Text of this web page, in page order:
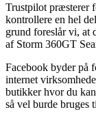
Trustpilot præsterer
kontrollere en hel
grund foreslår vi, at
af Storm 360GT
Facebook byder på
internet
butikker hvor du
så vel burde bruges